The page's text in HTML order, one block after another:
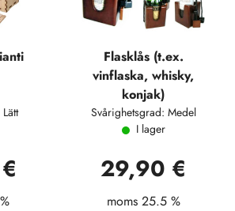
Flasklås (t.ex.
vinflaska, whisky,
konjak)
Svårighetsgrad: Medel
I lager
29,90 €
moms 25.5 %